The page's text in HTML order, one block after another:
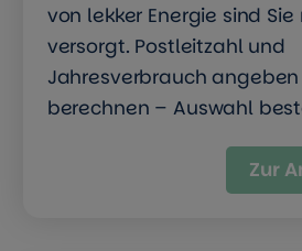
von lekker Energie sind
versorgt. Postleitzahl und
Jahresverbrauch angeben
berechnen – Auswahl
Zur